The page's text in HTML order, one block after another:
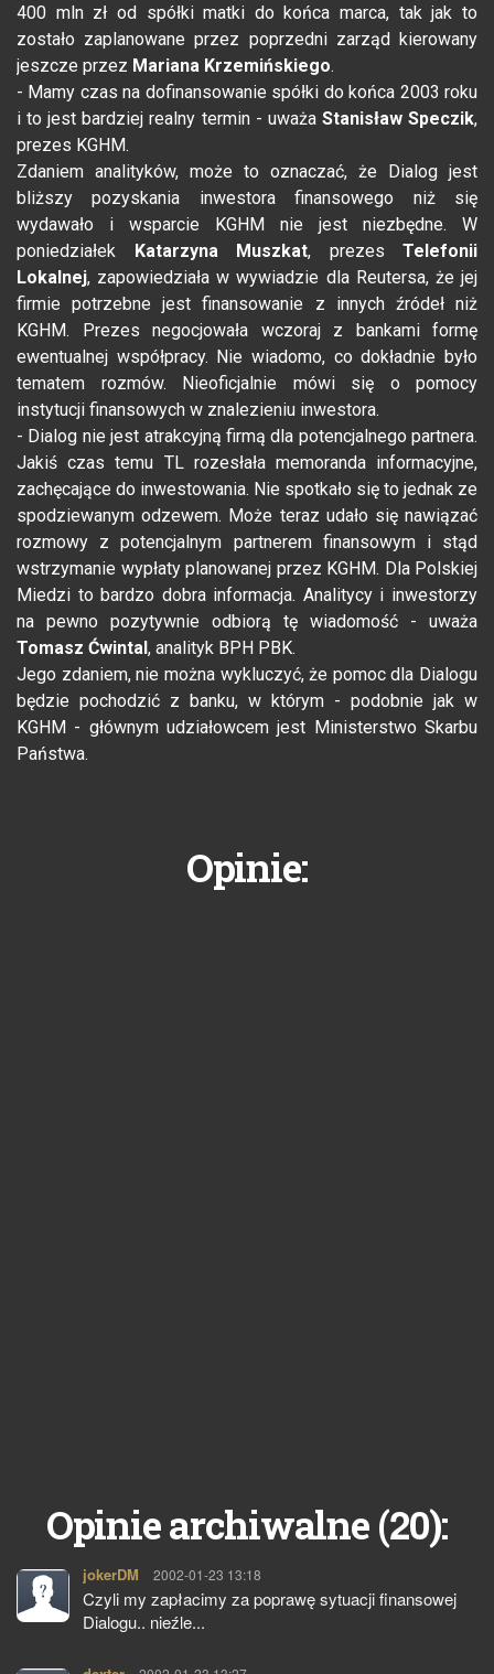
400 mln zł od spółki matki do końca marca, tak jak to
zostało zaplanowane przez poprzedni zarząd kierowany
jeszcze przez Mariana Krzemińskiego.
- Mamy czas na dofinansowanie spółki do końca 2003 roku
i to jest bardziej realny termin - uważa Stanisław Speczik,
prezes KGHM.
Zdaniem analityków, może to oznaczać, że Dialog jest
bliższy pozyskania inwestora finansowego niż się
wydawało i wsparcie KGHM nie jest niezbędne. W
poniedziałek
Katarzyna Muszkat, prezes Telefonii
Lokalnej, zapowiedziała w wywiadzie dla Reutersa, że jej
firmie potrzebne jest finansowanie z innych źródeł niż
KGHM. Prezes negocjowała wczoraj z bankami formę
ewentualnej współpracy. Nie wiadomo, co dokładnie było
tematem rozmów. Nieoficjalnie mówi się o pomocy
instytucji finansowych w znalezieniu inwestora.
- Dialog nie jest atrakcyjną firmą dla potencjalnego partnera.
Jakiś czas temu TL rozesłała memoranda informacyjne,
zachęcające do inwestowania. Nie spotkało się to jednak ze
spodziewanym odzewem. Może teraz udało się nawiązać
rozmowy z potencjalnym partnerem finansowym i stąd
wstrzymanie wypłaty planowanej przez KGHM. Dla Polskiej
Miedzi to bardzo dobra informacja. Analitycy i inwestorzy
na pewno pozytywnie odbiorą tę wiadomość - uważa
Tomasz Ćwintal , analityk BPH PBK.
Jego zdaniem, nie można wykluczyć, że pomoc dla Dialogu
będzie pochodzić z banku, w którym - podobnie jak w
KGHM - głównym udziałowcem jest Ministerstwo Skarbu
Państwa.
Opinie:
Opinie archiwalne (20):
jokerDM pisze:
2002-01-23 13:18
Czyli my zapłacimy za poprawę sytuacji finansowej
Dialogu.. nieźle...